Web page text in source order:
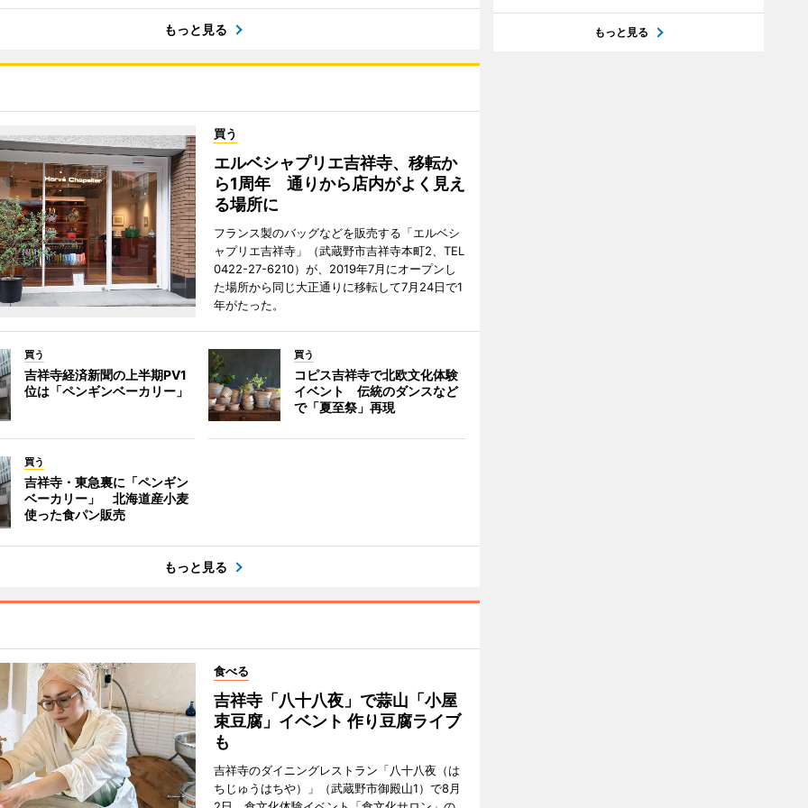
もっと見る
買う
エルベシャプリエ吉祥寺、移転か
ら1周年 通りから店内がよく見え
る場所に
フランス製のバッグなどを販売する「エルベシ
ャプリエ吉祥寺」（武蔵野市吉祥寺本町2、TEL
0422-27-6210）が、2019年7月にオープンし
た場所から同じ大正通りに移転して7月24日で1
年がたった。
買う
吉祥寺経済新聞の上半期PV1
位は「ペンギンベーカリー」
買う
コピス吉祥寺で北欧文化体験
イベント 伝統のダンスなど
で「夏至祭」再現
買う
吉祥寺・東急裏に「ペンギン
ベーカリー」 北海道産小麦
使った食パン販売
もっと見る
食べる
吉祥寺「八十八夜」で蒜山「小屋
束豆腐」イベント 作り豆腐ライブ
も
吉祥寺のダイニングレストラン「八十八夜（は
ちじゅうはちや）」（武蔵野市御殿山1）で8月
もっと見る